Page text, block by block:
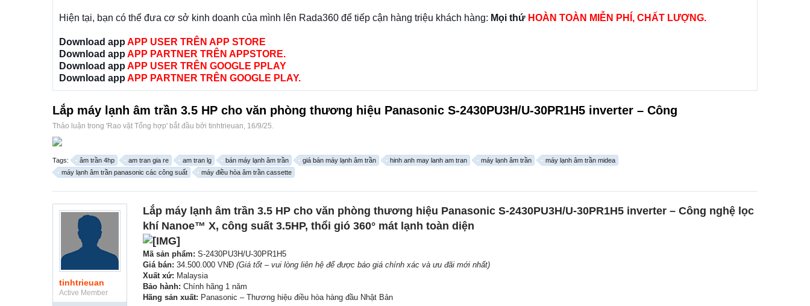
Hiện tại, bạn có thể đưa cơ sở kinh doanh của mình lên Rada360 để tiếp cận hàng triệu khách hàng: Mọi thứ HOÀN TOÀN MIỄN PHÍ, CHẤT LƯỢNG.
Download app APP USER TRÊN APP STORE
Download app APP PARTNER TRÊN APPSTORE.
Download app APP USER TRÊN GOOGLE PPLAY
Download app APP PARTNER TRÊN GOOGLE PLAY.
Lắp máy lạnh âm trần 3.5 HP cho văn phòng thương hiệu Panasonic S-2430PU3H/U-30PR1H5 inverter – Công
Thảo luận trong 'Rao vặt Tổng hợp' bắt đầu bởi tinhtrieuan, 16/9/25.
Tags: âm trần 4hp am tran gia re am tran lg bán máy lạnh âm trần giá bán máy lạnh âm trần hinh anh may lanh am tran máy lạnh âm trần
máy lạnh âm trần midea
máy lạnh âm trần panasonic các công suất
máy điều hòa âm trần cassette
tinhtrieuan
Active Member
Lắp máy lạnh âm trần 3.5 HP cho văn phòng thương hiệu Panasonic S-2430PU3H/U-30PR1H5 inverter – Công nghệ lọc
khí Nanoe™ X, công suất 3.5HP, thổi gió 360° mát lạnh toàn diện
Mã sản phẩm: S-2430PU3H/U-30PR1H5
Giá bán: 34.500.000 VNĐ (Giá tốt – vui lòng liên hệ để được báo giá chính xác và ưu đãi mới nhất)
Xuất xứ: Malaysia
Bảo hành: Chính hãng 1 năm
Hãng sản xuất: Panasonic – Thương hiệu điều hòa hàng đầu Nhật Bản